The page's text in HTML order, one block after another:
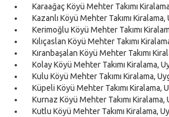
Karaağaç Köyü Mehter Takımı
Kazanlı Köyü Mehter Takımı
Kerimoğlu Köyü Mehter Takımı
Kılıçaslan Köyü Mehter Takımı
Kıranbaşalan Köyü Mehter Takımı
Kolay Köyü Mehter Takımı Kiralama,
Kulu Köyü Mehter Takımı Kiralama,
Küpeli Köyü Mehter Takımı Kiralama,
Kurnaz Köyü Mehter Takımı
Kutlu Köyü Mehter Takımı Kiralama,